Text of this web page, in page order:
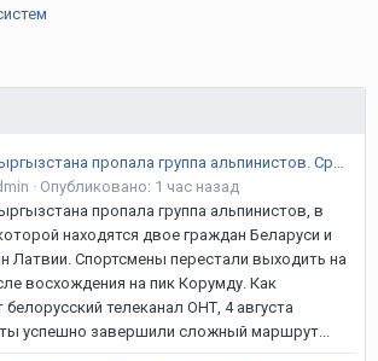
· Опубликовано: 1 час назад
пропала группа альпинистов, в
находятся двое граждан Беларуси и
Латвии. Спортсмены перестали выходить на
восхождения на пик Корумду. Как
телеканал ОНТ, 4 августа
успешно завершили сложный маршрут...